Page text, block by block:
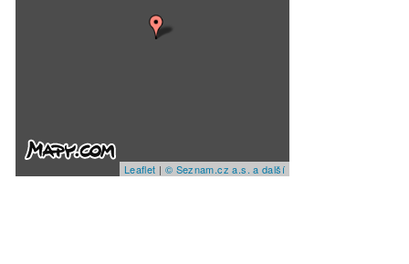
Leaflet | © Seznam.cz a.s. a další